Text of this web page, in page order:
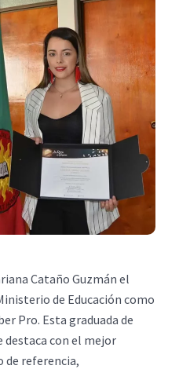
Cataño Guzmán el
de Educación como
Pro. Esta graduada de
destaca con el mejor
de referencia,